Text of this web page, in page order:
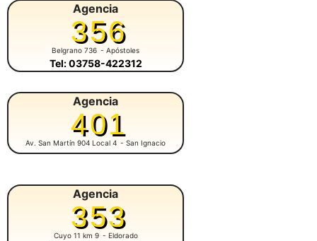
Agencia
356
Belgrano 736 - Apóstoles
Tel: 03758-422312
Agencia
401
Av. San Martín 904 Local 4 - San Ignacio
Agencia
353
Cuyo 11 km 9 - Eldorado